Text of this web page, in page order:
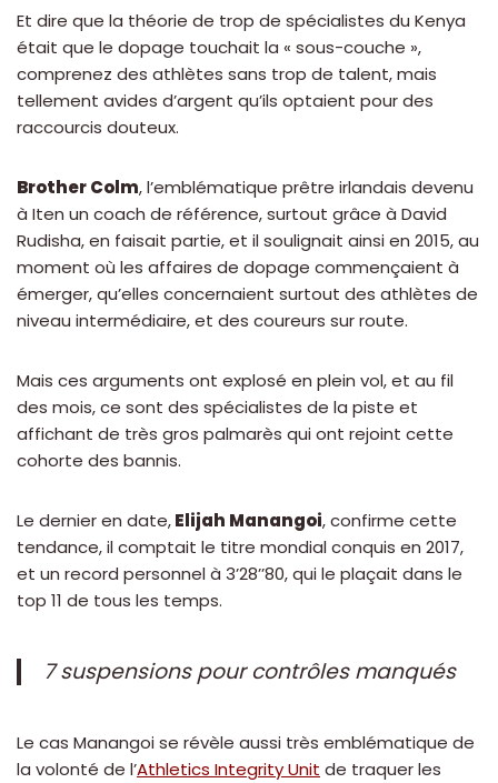
Et dire que la théorie de trop de spécialistes du Kenya
était que le dopage touchait la « sous-couche »,
comprenez des athlètes sans trop de talent, mais
tellement avides d’argent qu’ils optaient pour des
raccourcis douteux.
Brother Colm, l’emblématique prêtre irlandais devenu
à Iten un coach de référence, surtout grâce à David
Rudisha, en faisait partie, et il soulignait ainsi en 2015, au
moment où les affaires de dopage commençaient à
émerger, qu’elles concernaient surtout des athlètes de
niveau intermédiaire, et des coureurs sur route.
Mais ces arguments ont explosé en plein vol, et au fil
des mois, ce sont des spécialistes de la piste et
affichant de très gros palmarès qui ont rejoint cette
cohorte des bannis.
Le dernier en date,Elijah Manangoi, confirme cette
tendance, il comptait le titre mondial conquis en 2017,
et un record personnel à 3’28’’80, qui le plaçait dans le
top 11 de tous les temps.
7 suspensions pour contrôles manqués
Le cas Manangoi se révèle aussi très emblématique de
la volonté de l’Athletics Integrity Unit de traquer les